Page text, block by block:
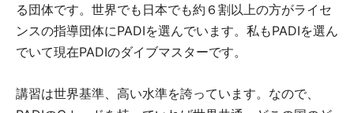
る団体です。世界でも日本でも約６割以上の方がライセ
ンスの指導団体にPADIを選んでいます。私もPADIを選ん
でいて現在PADIのダイブマスターです。
講習は世界基準、高い水準を誇っています。なので、